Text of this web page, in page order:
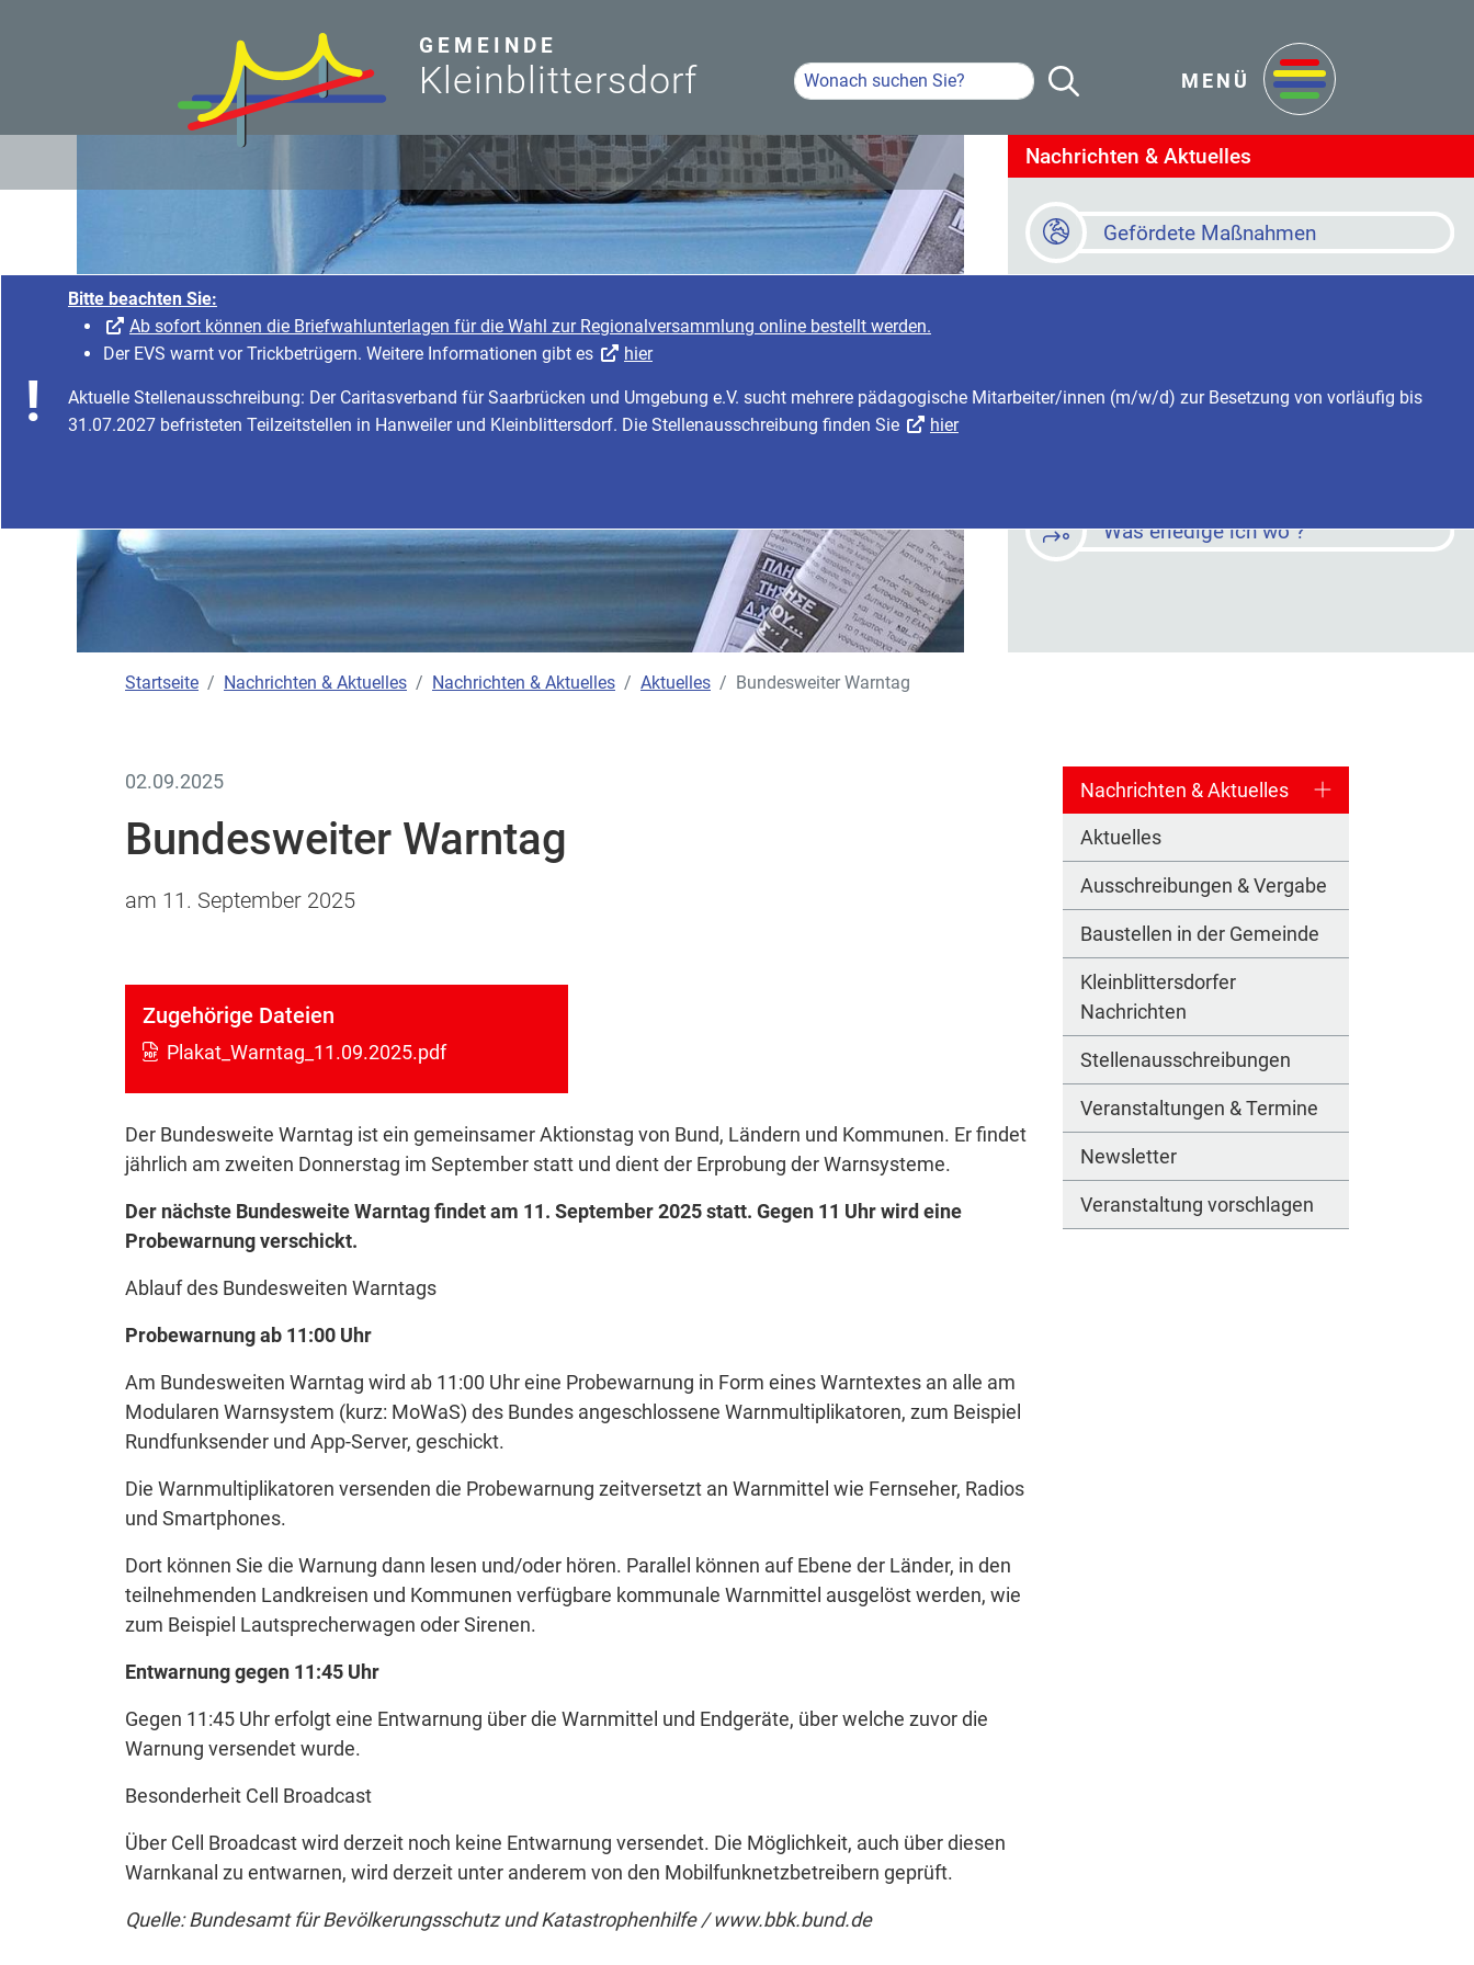
Bitte beachten Sie:
Ab sofort können die Briefwahlunterlagen für die Wahl zur Regionalversammlung online bestellt werden.
Der EVS warnt vor Trickbetrügern. Weitere Informationen gibt es
hier
Aktuelle Stellenausschreibung: Der Caritasverband für Saarbrücken und Umgebung e.V. sucht mehrere pädagogische Mitarbeiter/innen (m/w/d) zur Besetzung von vorläufig bis
31.07.2027 befristeten Teilzeitstellen in Hanweiler und Kleinblittersdorf. Die Stellenausschreibung finden Sie
hier
GEMEINDE
Kleinblittersdorf Volltextsuche
Hier Suchbegriff eingeben Suche Starten
MENÜ
Nachrichten & Aktuelles
Gefördete Maßnahmen
Was erledige ich wo ?
Startseite Nachrichten & Aktuelles Nachrichten & Aktuelles Aktuelles Bundesweiter Warntag
Nachrichten & Aktuelles
Aktuelles
Ausschreibungen & Vergabe
Baustellen in der Gemeinde
Kleinblittersdorfer
Nachrichten
Stellenausschreibungen
Veranstaltungen & Termine
Newsletter
Veranstaltung vorschlagen
02.09.2025
Bundesweiter Warntag
am 11. September 2025
Zugehörige Dateien
Plakat_Warntag_11.09.2025.pdf
Der Bundesweite Warntag ist ein gemeinsamer Aktionstag von Bund, Ländern und Kommunen. Er findet
jährlich am zweiten Donnerstag im September statt und dient der Erprobung der Warnsysteme.
Der nächste Bundesweite Warntag findet am 11. September 2025 statt. Gegen 11 Uhr wird eine
Probewarnung verschickt.
Ablauf des Bundesweiten Warntags
Probewarnung ab 11:00 Uhr
Am Bundesweiten Warntag wird ab 11:00 Uhr eine Probewarnung in Form eines Warntextes an alle am
Modularen Warnsystem (kurz: MoWaS) des Bundes angeschlossene Warnmultiplikatoren, zum Beispiel
Rundfunksender und App-Server, geschickt.
Die Warnmultiplikatoren versenden die Probewarnung zeitversetzt an Warnmittel wie Fernseher, Radios
und Smartphones.
Dort können Sie die Warnung dann lesen und/oder hören. Parallel können auf Ebene der Länder, in den
teilnehmenden Landkreisen und Kommunen verfügbare kommunale Warnmittel ausgelöst werden, wie
zum Beispiel Lautsprecherwagen oder Sirenen.
Entwarnung gegen 11:45 Uhr
Gegen 11:45 Uhr erfolgt eine Entwarnung über die Warnmittel und Endgeräte, über welche zuvor die
Warnung versendet wurde.
Besonderheit Cell Broadcast
Über Cell Broadcast wird derzeit noch keine Entwarnung versendet. Die Möglichkeit, auch über diesen
Warnkanal zu entwarnen, wird derzeit unter anderem von den Mobilfunknetzbetreibern geprüft.
Quelle: Bundesamt für Bevölkerungsschutz und Katastrophenhilfe / www.bbk.bund.de